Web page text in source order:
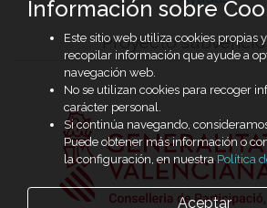
Proyecto
Información sobre
Este sitio web utiliza cookies propias
recopilar información que ayude a
navegación web.
No se utilizan cookies para recoger
carácter personal.
Si continúa navegando,
Puede obtener más información o
la configuración, en nuestra Política
Aceptar